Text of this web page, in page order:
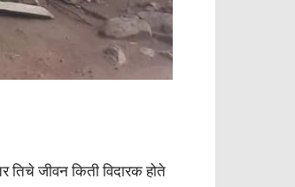
तिचे जीवन किती विदारक होते